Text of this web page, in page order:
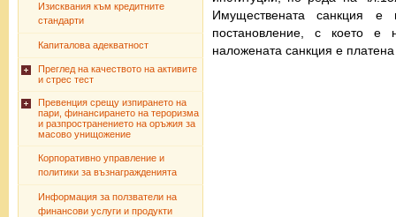
Изисквания към кредитните
стандарти
Капиталова адекватност
Преглед на качеството на активите
и стрес тест
Превенция срещу изпирането на
пари, финансирането на тероризма
и разпространението на оръжия за
масово унищожение
Корпоративно управление и
политики за възнагражденията
Информация за ползватели на
финансови услуги и продукти
Имуществената санкция
постановление, с което е
наложената санкция е